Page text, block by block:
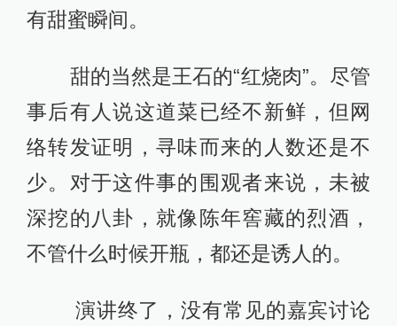
有甜蜜瞬间。
甜的当然是王石的“红烧肉”。尽管
事后有人说这道菜已经不新鲜，但网
络转发证明，寻味而来的人数还是不
少。对于这件事的围观者来说，未被
深挖的八卦，就像陈年窖藏的烈酒，
不管什么时候开瓶，都还是诱人的。
演讲终了，没有常见的嘉宾讨论